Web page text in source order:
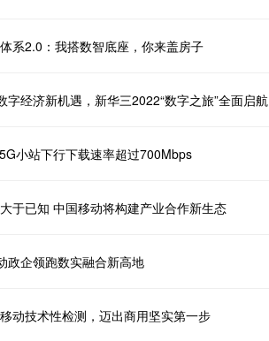
系2.0：我搭数智底座，你来盖房子
字经济新机遇，新华三2022“数字之旅”全面启航
小站下行下载速率超过700Mbps
于已知 中国移动将构建产业合作新生态
政企领跑数实融合新高地
动技术性检测，迈出商用坚实第一步